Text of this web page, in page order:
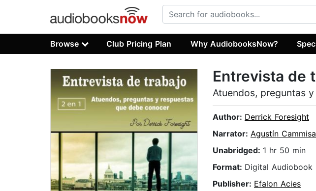
Browse Club Pricing Plan Why AudiobooksNow?
Entrevista de
Atuendos, preguntas
Author: Derrick Foresight
Narrator: Agustín Cammisa
Unabridged: 1 hr 50 min
Format: Digital Audiobook
Publisher: Efalon Acies